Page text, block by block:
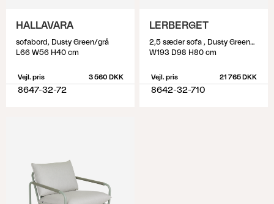
HALLAVARA
sofabord, Dusty Green/grå
L66 W56 H40 cm
Vejl. pris 3 560 DKK
8647-32-72
LERBERGET
2,5 sæder sofa , Dusty Green/ash
W193 D98 H80 cm
Vejl. pris 21 765 DKK
8642-32-710